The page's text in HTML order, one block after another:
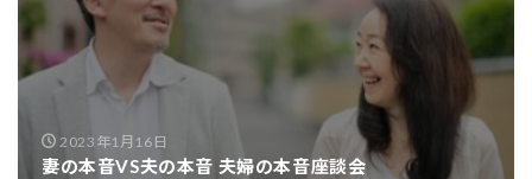
2023年1月16日
妻の本音VS夫の本音 夫婦の本音座談会